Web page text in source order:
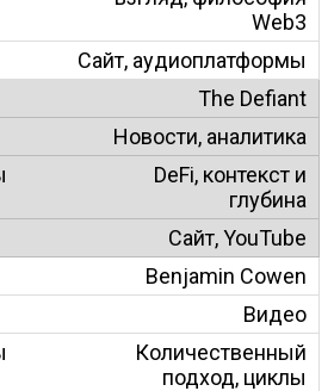
Web3
Сайт, аудиоплатформы
The Defiant
Новости, аналитика
DeFi, контекст и
глубина
Сайт, YouTube
Benjamin Cowen
Видео
Количественный
подход, циклы